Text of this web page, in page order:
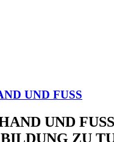
UND FUSS
UND
ZU